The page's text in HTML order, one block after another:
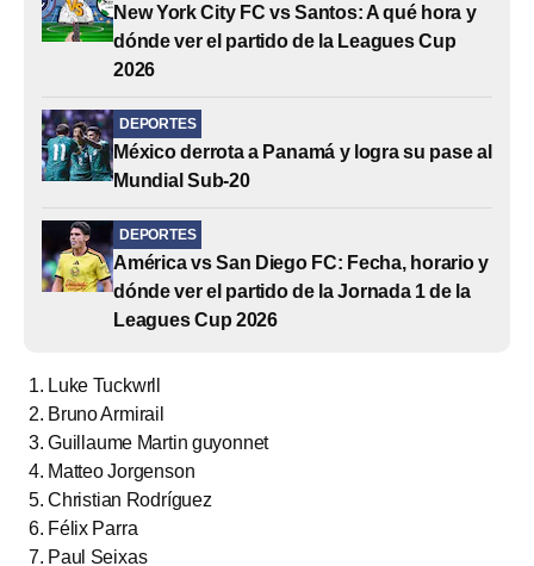
New York City FC vs Santos: A qué hora y
dónde ver el partido de la Leagues Cup
2026
DEPORTES
México derrota a Panamá y logra su pase al
Mundial Sub-20
DEPORTES
América vs San Diego FC: Fecha, horario y
dónde ver el partido de la Jornada 1 de la
Leagues Cup 2026
Luke Tuckwrll
Bruno Armirail
Guillaume Martin guyonnet
Matteo Jorgenson
Christian Rodríguez
Félix Parra
Paul Seixas